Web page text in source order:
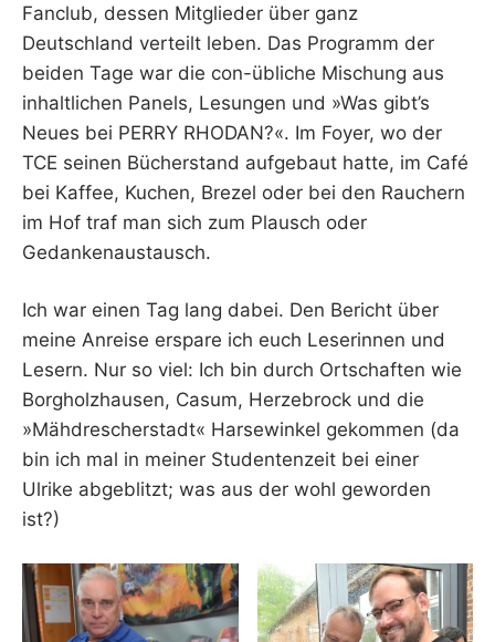
Fanclub, dessen Mitglieder über ganz
Deutschland verteilt leben. Das Programm der
beiden Tage war die con-übliche Mischung aus
inhaltlichen Panels, Lesungen und »Was gibt’s
Neues bei PERRY RHODAN?«. Im Foyer, wo der
TCE seinen Bücherstand aufgebaut hatte, im Café
bei Kaffee, Kuchen, Brezel oder bei den Rauchern
im Hof traf man sich zum Plausch oder
Gedankenaustausch.
Ich war einen Tag lang dabei. Den Bericht über
meine Anreise erspare ich euch Leserinnen und
Lesern. Nur so viel: Ich bin durch Ortschaften wie
Borgholzhausen, Casum, Herzebrock und die
»Mähdrescherstadt« Harsewinkel gekommen (da
bin ich mal in meiner Studentenzeit bei einer
Ulrike abgeblitzt; was aus der wohl geworden
ist?)